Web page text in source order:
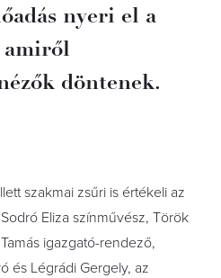
nyeri el a
amiről
döntenek.
szakmai zsűri is értékeli az
Eliza színművész, Török
igazgató-rendező,
és Légrádi Gergely, az